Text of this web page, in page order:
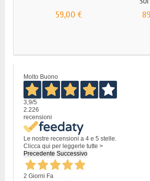
59,00 €
Molto Buono
3,9/5
2.226
recensioni
Le nostre recensioni a 4 e 5 stelle.
Clicca qui per leggerle tutte >
Precedente Successivo
2 Giorni Fa